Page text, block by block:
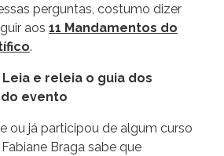
perguntas, costumo dizer
aos 11 Mandamentos do
.
e releia o guia dos
evento
ou já participou de algum curso
Braga sabe que